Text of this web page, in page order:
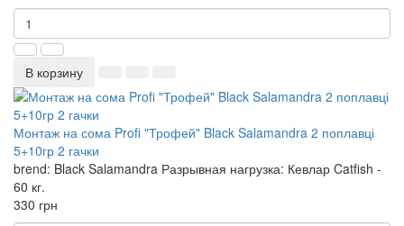
В корзину
Монтаж на сома Profi "Трофей" Black Salamandra 2 поплавці
5+10гр 2 гачки
brend: Black Salamandra Разрывная нагрузка: Кевлар Catfish -
60 кг.
330 грн